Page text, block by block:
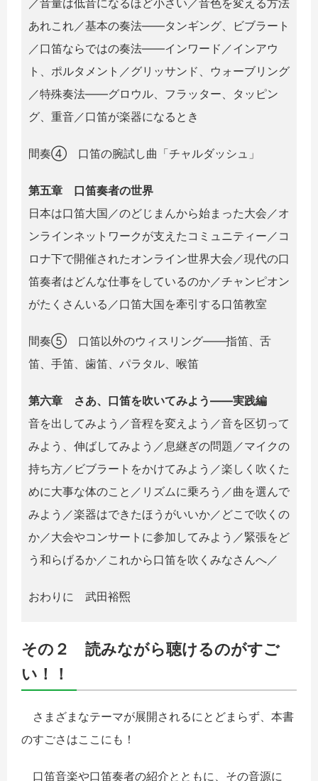
／音量は低音になるほど小さい／音色を変える方法
あれこれ／基本の奏法――タンギング、ビブラート
／口笛ならではの奏法――インワード／インアウ
ト、ポルタメント／グリッサンド、ウォーブリング
／特殊奏法――グロウル、フラッター、タッピン
グ、重音／口笛が楽器になるとき
間奏④ 口笛の腕試し曲「チャルダッシュ」
第五章 口笛奏者の世界
日本は口笛大国／のどじまんから始まった大会／オ
ンラインネットワークが支えたコミュニティー／コ
ロナ下で開催されたオンライン世界大会／現代の口
笛奏者はどんな仕事をしているのか／チャンピオン
がたくさんいる／口笛大国を牽引する口笛教室
間奏⑤ 口笛以外のウィスリング――指笛、舌
笛、手笛、歯笛、パラタル、喉笛
第六章 さあ、口笛を吹いてみよう――実践編
音を出してみよう／音程を変えよう／音を区切って
みよう、伸ばしてみよう／息継ぎの問題／マイクの
持ち方／ビブラートをかけてみよう／楽しく吹くた
めに大事な体のこと／リズムに乗ろう／曲を選んで
みよう／楽器はできたほうがいいか／どこで吹くの
か／大会やコンサートに参加してみよう／緊張をど
う和らげるか／これから口笛を吹くみなさんへ／
おわりに 武田裕煕
その２ 読みながら聴けるのがすご
い！！
さまざまなテーマが展開されるにとどまらず、本書
のすごさはここにも！
口笛音楽や口笛奏者の紹介とともに、その音源に